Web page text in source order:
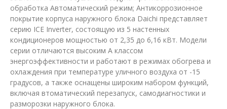
обработка Автоматический режим; Антикоррозионное
покрытие корпуса наружного блока Daichi представляет
серию ICE Inverter, состоящую из 5 настенных
кондиционеров мощностью от 2,35 до 6,16 кВт. Модели
серии отличаются высоким А классом
энергоэффективности и работают в режимах обогрева и
охлаждения при температуре уличного воздуха от -15
градусов, а также оснащены широким набором функций,
включая втоматический перезапуск, самодиагностики и
разморозки наружного блока.